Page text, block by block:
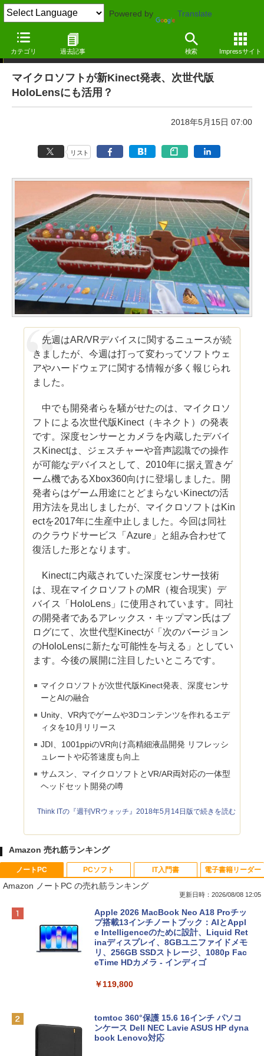
Powered by Translate
カテゴリ 過去記事 検索 Impressサイト
週刊VRウォッチ
マイクロソフトが新Kinect発表、次世代版
HoloLensにも活用？
2018年5月15日 07:00
リスト
先週はAR/VRデバイスに関するニュースが続
きましたが、今週は打って変わってソフトウェ
アやハードウェアに関する情報が多く報じられ
ました。
中でも開発者らを騒がせたのは、マイクロソ
フトによる次世代版Kinect（キネクト）の発表
です。深度センサーとカメラを内蔵したデバイ
スKinectは、ジェスチャーや音声認識での操作
が可能なデバイスとして、2010年に据え置きゲ
ーム機であるXbox360向けに登場しました。開
発者らはゲーム用途にとどまらないKinectの活
用方法を見出しましたが、マイクロソフトはKin
ectを2017年に生産中止しました。今回は同社
のクラウドサービス「Azure」と組み合わせて
復活した形となります。
Kinectに内蔵されていた深度センサー技術
は、現在マイクロソフトのMR（複合現実）デ
バイス「HoloLens」に使用されています。同社
の開発者であるアレックス・キップマン氏はブ
ログにて、次世代型Kinectが「次のバージョン
のHoloLensに新たな可能性を与える」としてい
ます。今後の展開に注目したいところです。
マイクロソフトが次世代版Kinect発表、深度センサ
ーとAIの融合
Unity、VR内でゲームや3Dコンテンツを作れるエデ
ィタを10月リリース
JDI、1001ppiのVR向け高精細液晶開発 リフレッシ
ュレートや応答速度も向上
サムスン、マイクロソフトとVR/AR両対応の一体型
ヘッドセット開発の噂
Think ITの『週刊VRウォッチ』2018年5月14日版で続きを読む
Amazon 売れ筋ランキング
ノートPC
Amazon ノートPC の売れ筋ランキング
更新日時：2026/08/08 12:05
Apple 2026 MacBook Neo A18 Proチッ
プ搭載13インチノートブック：AIとAppl
e Intelligenceのために設計、Liquid Ret
inaディスプレイ、8GBユニファイドメモ
リ、256GB SSDストレージ、1080p Fac
eTime HDカメラ - インディゴ
￥119,800
tomtoc 360°保護 15.6 16インチ パソコ
ンケース Dell NEC Lavie ASUS HP dyna
book Lenovo対応
PCソフト IT入門書 電子書籍リーダー